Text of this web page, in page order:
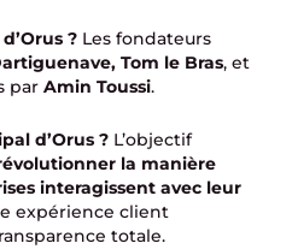
? Les fondateurs
Tom le Bras, et
par Amin Toussi.
d’Orus ? L’objectif
la manière
interagissent avec leur
expérience client
totale.